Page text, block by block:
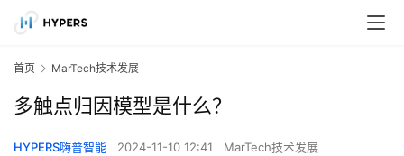
首页 MarTech技术发展
多触点归因模型是什么？
HYPERS嗨普智能 2024-11-10 12:41 MarTech技术发展